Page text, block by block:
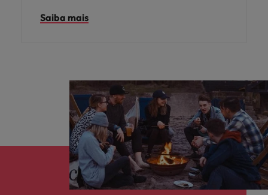
a sua equipa em Portugal.
Saiba mais